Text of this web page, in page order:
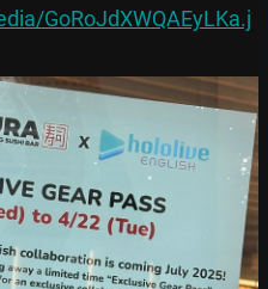
GoRoJdXWQAEyLKa.j